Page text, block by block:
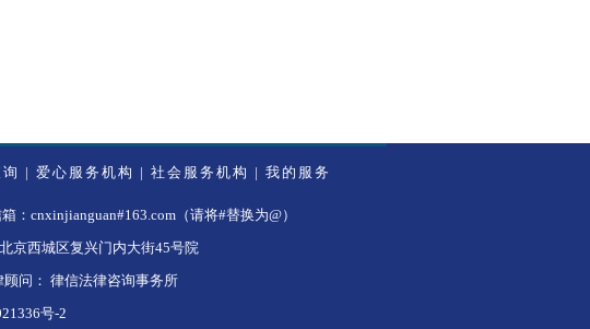
| 爱心服务机构 | 社会服务机构 | 我的服务
cnxinjianguan#163.com（请将#替换为@）
京西城区复兴门内大街45号院
问： 律信法律咨询事务所
号-2